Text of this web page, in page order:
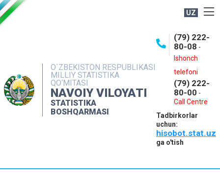
UZ
O`ZBEKISTON RESPUBLIKASI
MILLIY STATISTIKA
QO‘MITASI
NAVOIY VILOYATI
STATISTIKA
BOSHQARMASI
(79) 222-
80-08 -
Ishonch
telefoni
(79) 222-
80-00 -
Call Centre
Tadbirkorlar
uchun:
hisobot.stat.uz
ga o'tish
OCHIQ MA'LUMOTLAR
INTERAKTIV XIZMATLAR
MUROJAATLAR